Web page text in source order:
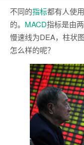
不同的指标都有人使
的。 MACD指标是由
慢速线为DEA，柱状
怎么样的呢？